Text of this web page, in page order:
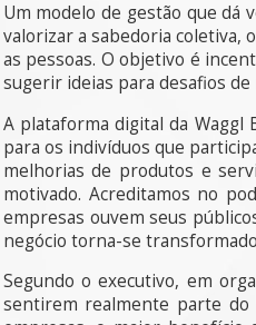
Um modelo de gestão que dá
valorizar a sabedoria coletiva,
as pessoas. O objetivo é
sugerir ideias para desafios
A plataforma digital da Waggl
para os indivíduos que
melhorias de produtos e
motivado. Acreditamos no
empresas ouvem seus
negócio torna-se
Segundo o executivo, em
sentirem realmente parte do